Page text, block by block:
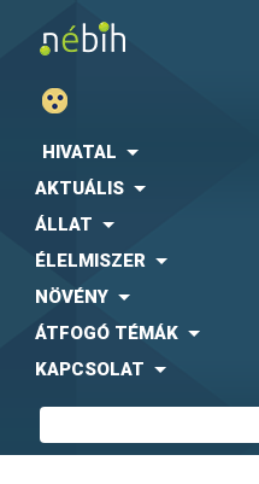
HIVATAL
AKTUÁLIS
ÁLLAT
ÉLELMISZER
NÖVÉNY
ÁTFOGÓ TÉMÁK
KAPCSOLAT